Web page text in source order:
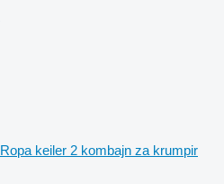
Ropa keiler 2 kombajn za krumpir